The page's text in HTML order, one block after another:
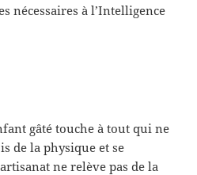
nécessaires à l’Intelligence
gâté touche à tout qui ne
de la physique et se
ne relève pas de la